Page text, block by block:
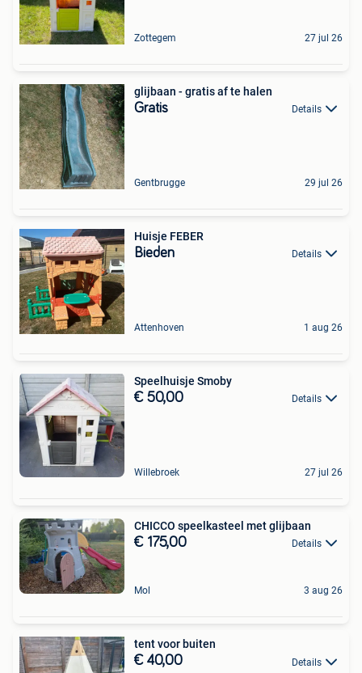
Zottegem 27 jul 26
glijbaan - gratis af te halen
Gratis Details
Gentbrugge 29 jul 26
Huisje FEBER
Bieden Details
Attenhoven 1 aug 26
Speelhuisje Smoby
€ 50,00 Details
Willebroek 27 jul 26
CHICCO speelkasteel met glijbaan
€ 175,00 Details
Mol 3 aug 26
tent voor buiten
€ 40,00 Details